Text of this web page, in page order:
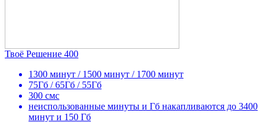
Твоё Решение 400
1300 минут / 1500 минут / 1700 минут
75Гб / 65Гб / 55Гб
300 смс
неиспользованные минуты и Гб накапливаются до 3400
минут и 150 Гб